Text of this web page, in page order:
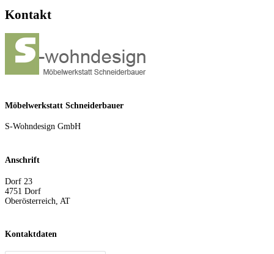
Kontakt
Möbelwerkstatt Schneiderbauer
S-Wohndesign GmbH
Anschrift
Dorf 23
4751 Dorf
Oberösterreich AT
Kontaktdaten